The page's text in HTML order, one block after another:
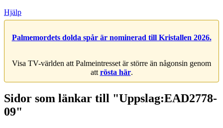
Hjälp
Palmemordets dolda spår är nominerad till Kristallen 2026.
Visa TV-världen att Palmeintresset är större än någonsin genom
att rösta här.
Sidor som länkar till "Uppslag:EAD2778-
09"